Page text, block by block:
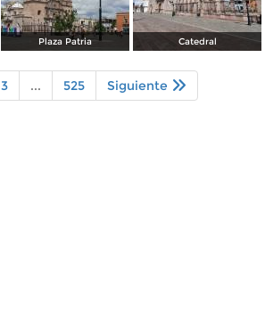
Plaza Patria Catedral
3 ... 525 Siguiente